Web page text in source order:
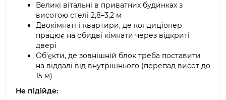
Великі вітальні в приватних будинках з
висотою стелі 2,8–3,2 м
Двокімнатні квартири, де кондиціонер
працює на обидві кімнати через відкриті
двері
Об'єкти, де зовнішній блок треба поставити
на віддалі від внутрішнього (перепад висот до
15 м)
Не підійде: